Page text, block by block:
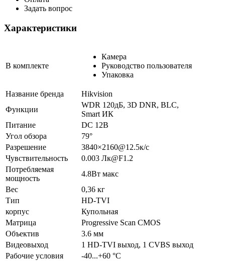
Задать вопрос
Характеристики
В комплекте
Камера
Руководство пользователя
Упаковка
Название бренда
Hikvision
Функции
WDR 120дБ, 3D DNR, BLC,
Smart ИК
Питание
DC 12В
Угол обзора
79°
Разрешение
3840×2160@12.5к/с
Чувствительность
0.003 Лк@F1.2
Потребляемая
мощность
4.8Вт макс
Вес
0,36 кг
Тип
HD-TVI
корпус
Купольная
Матрица
Progressive Scan CMOS
Объектив
3.6 мм
Видеовыход
1 HD-TVI выход, 1 CVBS выход
Рабочие условия
-40...+60 °C